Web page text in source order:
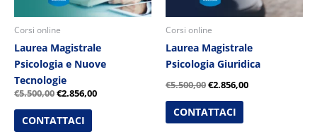
Corsi online
Laurea Magistrale
Psicologia e Nuove
Tecnologie
€5.500,00€2.856,00
CONTATTACI
Corsi online
Laurea Magistrale
Psicologia Giuridica
€5.500,00€2.856,00
CONTATTACI